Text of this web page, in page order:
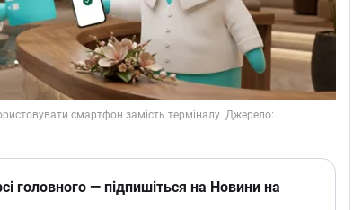
головного — підпишіться на Новини на